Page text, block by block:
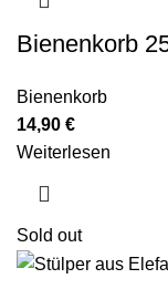
Bienenkorb
Bienenkorb
14,90 €
Weiterlesen
Sold out